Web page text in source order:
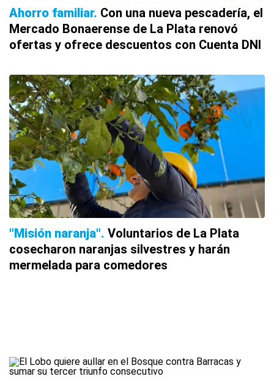
Ahorro familiar Con una nueva pescadería, el
Mercado Bonaerense de La Plata renovó
ofertas y ofrece descuentos con Cuenta DNI
"Misión naranja" Voluntarios de La Plata
cosecharon naranjas silvestres y harán
mermelada para comedores